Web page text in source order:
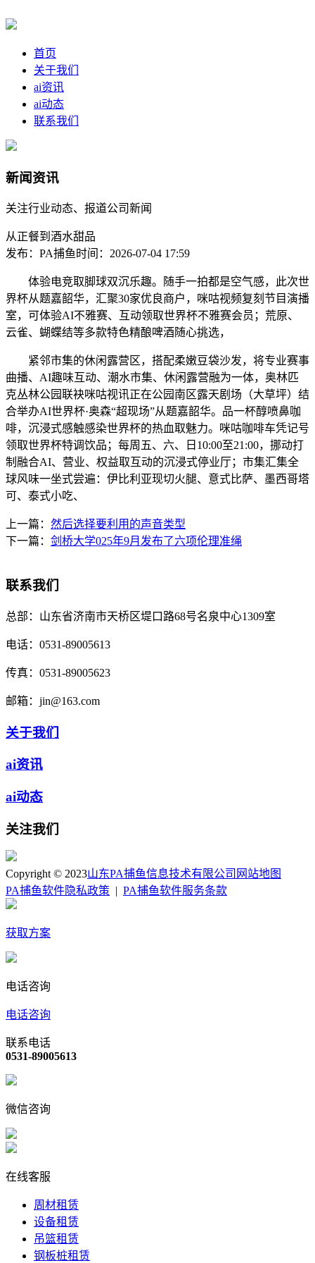
首页
关于我们
ai资讯
ai动态
联系我们
新闻资讯
关注行业动态、报道公司新闻
从正餐到酒水甜品
发布：PA捕鱼时间：2026-07-04 17:59
体验电竞取脚球双沉乐趣。随手一拍都是空气感，此次世
界杯从题嘉韶华，汇聚30家优良商户，咪咕视频复刻节目演播
室，可体验AI不雅赛、互动领取世界杯不雅赛会员；荒原、
云雀、蝴蝶结等多款特色精酿啤酒随心挑选，
紧邻市集的休闲露营区，搭配柔嫩豆袋沙发，将专业赛事
曲播、AI趣味互动、潮水市集、休闲露营融为一体，奥林匹
克丛林公园联袂咪咕视讯正在公园南区露天剧场（大草坪）结
合举办AI世界杯·奥森“超现场”从题嘉韶华。品一杯醇喷鼻咖
啡，沉浸式感触感染世界杯的热血取魅力。咪咕咖啡车凭记号
领取世界杯特调饮品；每周五、六、日10:00至21:00，挪动打
制融合AI、营业、权益取互动的沉浸式停业厅；市集汇集全
球风味一坐式尝遍：伊比利亚现切火腿、意式比萨、墨西哥塔
可、泰式小吃、
上一篇： 然后选择要利用的声音类型
下一篇： 剑桥大学025年9月发布了六项伦理准绳
联系我们
总部： 山东省济南市天桥区堤口路68号名泉中心1309室
电话： 0531-89005613
传真： 0531-89005623
邮箱： jin@163.com
关于我们
ai资讯
ai动态
关注我们
Copyright © 2023山东PA捕鱼信息技术有限公司 网站地图
PA捕鱼软件隐私政策
PA捕鱼软件服务条款
获取方案
电话咨询
电话咨询
联系电话
0531-89005613
微信咨询
在线客服
周材租赁
设备租赁
吊篮租赁
钢板桩租赁